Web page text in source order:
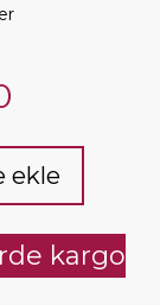
ekle
kargo